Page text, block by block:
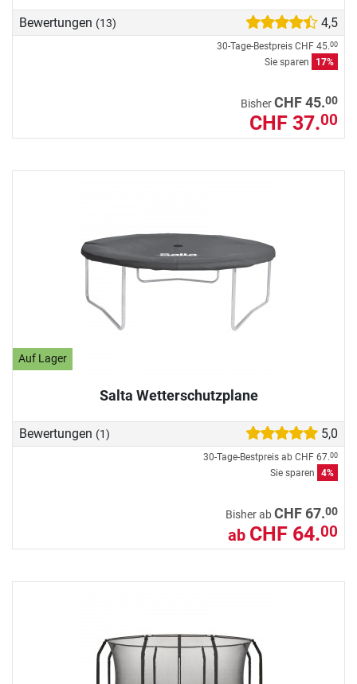
Bewertungen (13) 4,5
30-Tage-Bestpreis CHF 45.00
Sie sparen 17%
BisherCHF 45.00
CHF 37.00
Auf Lager
Salta Wetterschutzplane
Bewertungen (1) 5,0
30-Tage-Bestpreis ab CHF 67.00
Sie sparen 4%
Bisher abCHF 67.00
ab CHF 64.00